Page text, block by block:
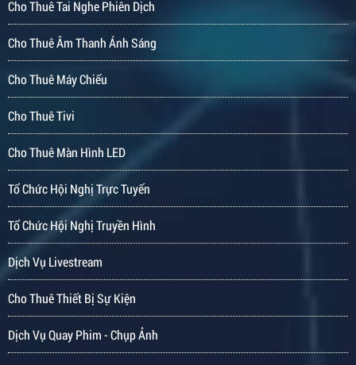
Cho Thuê Tai Nghe Phiên Dịch
Cho Thuê Âm Thanh Ánh Sáng
Cho Thuê Máy Chiếu
Cho Thuê Tivi
Cho Thuê Màn Hình LED
Tổ Chức Hội Nghị Trực Tuyến
Tổ Chức Hội Nghị Truyền Hình
Dịch Vụ Livestream
Cho Thuê Thiết Bị Sự Kiện
Dịch Vụ Quay Phim - Chụp Ảnh